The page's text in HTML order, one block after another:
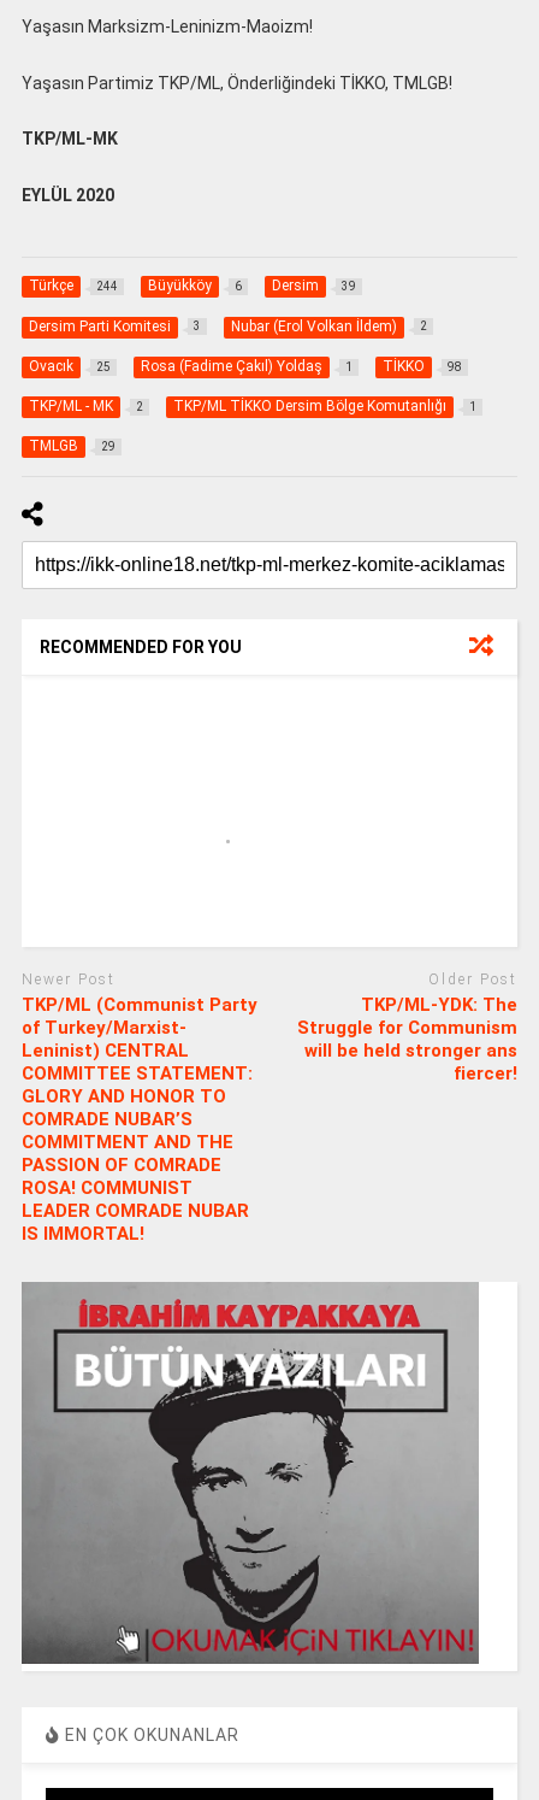
Yaşasın Marksizm-Leninizm-Maoizm!
Yaşasın Partimiz TKP/ML, Önderliğindeki TİKKO, TMLGB!
TKP/ML-MK
EYLÜL 2020
Türkçe 244 Büyükköy 6 Dersim 39
Dersim Parti Komitesi 3 Nubar (Erol Volkan İldem) 2
Ovacık 25 Rosa (Fadime Çakıl) Yoldaş 1 TİKKO 98
TKP/ML - MK 2 TKP/ML TİKKO Dersim Bölge Komutanlığı 1
TMLGB 29
RECOMMENDED FOR YOU
Newer Post
TKP/ML (Communist Party
of Turkey/Marxist-
Leninist) CENTRAL
COMMITTEE STATEMENT:
GLORY AND HONOR TO
COMRADE NUBAR’S
COMMITMENT AND THE
PASSION OF COMRADE
ROSA! COMMUNIST
LEADER COMRADE NUBAR
IS IMMORTAL!
Older Post
TKP/ML-YDK: The
Struggle for Communism
will be held stronger ans
fiercer!
EN ÇOK OKUNANLAR